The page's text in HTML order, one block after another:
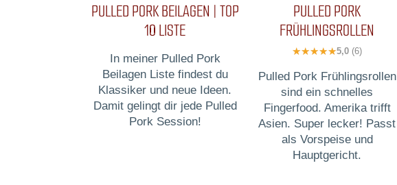
PULLED PORK BEILAGEN | TOP
10 LISTE
In meiner Pulled Pork
Beilagen Liste findest du
Klassiker und neue Ideen.
Damit gelingt dir jede Pulled
Pork Session!
PULLED PORK
FRÜHLINGSROLLEN
5,0 (6)
Pulled Pork Frühlingsrollen
sind ein schnelles
Fingerfood. Amerika trifft
Asien. Super lecker! Passt
als Vorspeise und
Hauptgericht.